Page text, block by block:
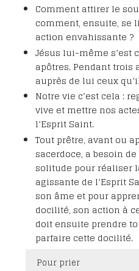
Comment attirer le
comment, ensuite, se
action envahissante ?
Jésus lui-même s’est
apôtres. Pendant trois
auprès de lui ceux
Notre vie c’est cela :
vive et mettre nos
l’Esprit Saint.
Tout prêtre, avant ou
sacerdoce, a besoin
solitude pour réaliser
agissante de l’Esprit
son âme et pour
docilité, son action à
doit ensuite prendre
parfaire cette docilité.
Pour prier